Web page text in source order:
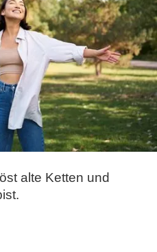
alte Ketten und